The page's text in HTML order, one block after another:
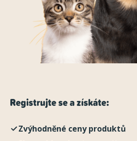
Registrujte se a získáte:
Zvýhodněné ceny produktů